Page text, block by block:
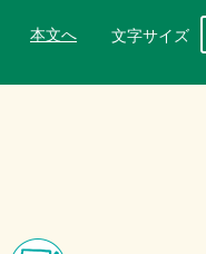
本文へ 文字サイズ